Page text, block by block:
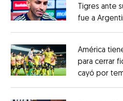
Tigres ante
fue a
América
para cerrar
cayó por